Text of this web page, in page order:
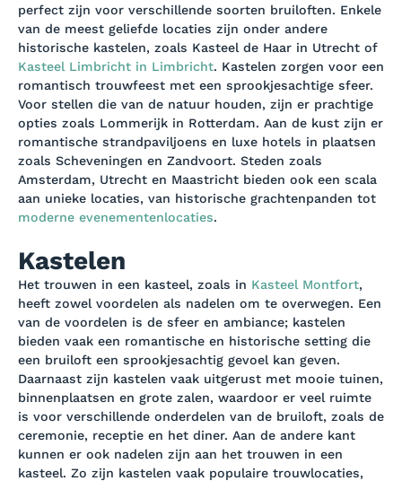
perfect zijn voor verschillende soorten bruiloften. Enkele
van de meest geliefde locaties zijn onder andere
historische kastelen, zoals Kasteel de Haar in Utrecht of
Kasteel Limbricht in Limbricht. Kastelen zorgen voor een
romantisch trouwfeest met een sprookjesachtige sfeer.
Voor stellen die van de natuur houden, zijn er prachtige
opties zoals Lommerijk in Rotterdam. Aan de kust zijn er
romantische strandpaviljoens en luxe hotels in plaatsen
zoals Scheveningen en Zandvoort. Steden zoals
Amsterdam, Utrecht en Maastricht bieden ook een scala
aan unieke locaties, van historische grachtenpanden tot
moderne evenementenlocaties.
Kastelen
Het trouwen in een kasteel, zoals in Kasteel Montfort,
heeft zowel voordelen als nadelen om te overwegen. Een
van de voordelen is de sfeer en ambiance; kastelen
bieden vaak een romantische en historische setting die
een bruiloft een sprookjesachtig gevoel kan geven.
Daarnaast zijn kastelen vaak uitgerust met mooie tuinen,
binnenplaatsen en grote zalen, waardoor er veel ruimte
is voor verschillende onderdelen van de bruiloft, zoals de
ceremonie, receptie en het diner. Aan de andere kant
kunnen er ook nadelen zijn aan het trouwen in een
kasteel. Zo zijn kastelen vaak populaire trouwlocaties,